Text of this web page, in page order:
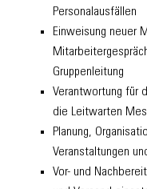
Personalausfällen
Einweisung neuer
Gruppenleitung
Verantwortung für
die Leitwarten
Planung,
Veranstaltungen
Vor- und